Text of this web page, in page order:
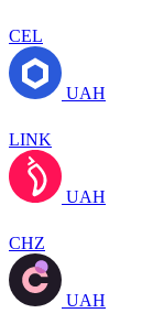
CEL
UAH
LINK
UAH
CHZ
UAH